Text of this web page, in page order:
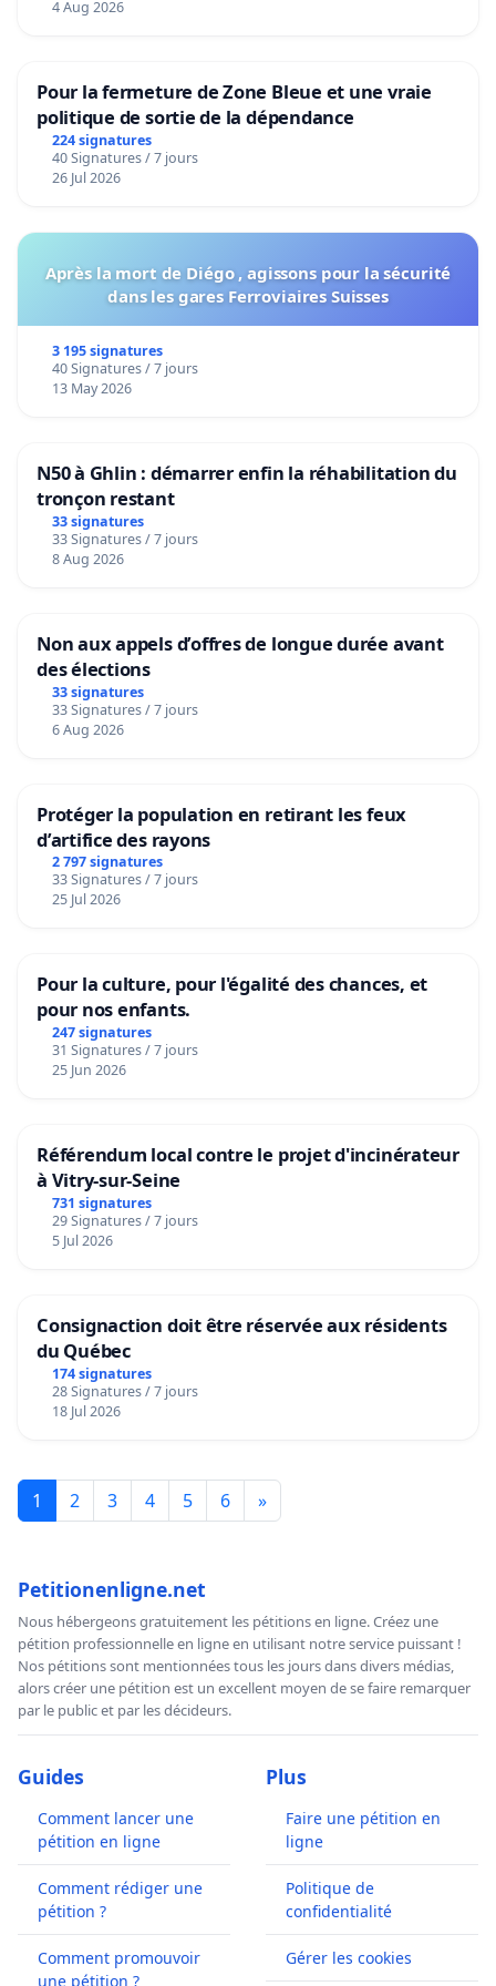
4 Aug 2026
Pour la fermeture de Zone Bleue et une vraie
politique de sortie de la dépendance
224 signatures
40 Signatures / 7 jours
26 Jul 2026
Après la mort de Diégo , agissons pour la sécurité
dans les gares Ferroviaires Suisses
3 195 signatures
40 Signatures / 7 jours
13 May 2026
N50 à Ghlin : démarrer enfin la réhabilitation du
tronçon restant
33 signatures
33 Signatures / 7 jours
8 Aug 2026
Non aux appels d’offres de longue durée avant
des élections
33 signatures
33 Signatures / 7 jours
6 Aug 2026
Protéger la population en retirant les feux
d’artifice des rayons
2 797 signatures
33 Signatures / 7 jours
25 Jul 2026
Pour la culture, pour l'égalité des chances, et
pour nos enfants.
247 signatures
31 Signatures / 7 jours
25 Jun 2026
Référendum local contre le projet d'incinérateur
à Vitry-sur-Seine
731 signatures
29 Signatures / 7 jours
5 Jul 2026
Consignaction doit être réservée aux résidents
du Québec
174 signatures
28 Signatures / 7 jours
18 Jul 2026
1 2 3 4 5 6 »
Petitionenligne.net
Nous hébergeons gratuitement les pétitions en ligne. Créez une
pétition professionnelle en ligne en utilisant notre service puissant !
Nos pétitions sont mentionnées tous les jours dans divers médias,
alors créer une pétition est un excellent moyen de se faire remarquer
par le public et par les décideurs.
Guides
Comment lancer une
pétition en ligne
Comment rédiger une
pétition ?
Comment promouvoir
une pétition ?
Plus
Faire une pétition en
ligne
Politique de
confidentialité
Gérer les cookies